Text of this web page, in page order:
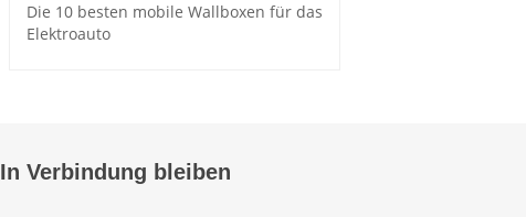
Die 10 besten mobile Wallboxen für das
Elektroauto
In Verbindung bleiben